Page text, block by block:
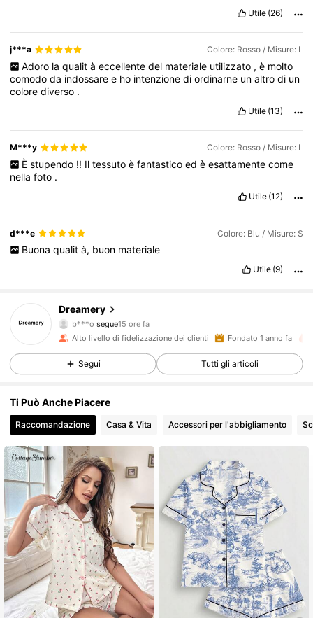
Utile (26)
j***a Colore: Rosso / Misure: L
Adoro la qualit à eccellente del materiale utilizzato , è molto
comododa indossaree ho intenzionediordinarne unaltrodi un
colorediverso .
Utile (13)
M***y Colore: Rosso / Misure: L
È stupendo !! Il tessuto è fantastico ed è esattamente come
nellafoto .
Utile (12)
d***e Colore: Blu / Misure: S
Buona qualit à, buon materiale
Utile (9)
Dreamery
b***osegue
b***9 sta navigando
4.85
30K Follower
4.85 30K Follower
4.85 30K Follower
4.85 30K Follower
4.85 30K Follower
Alto livello di fidelizzazione dei clienti Fondato 1 anno fa
Segui Tutti gli articoli
Ti Può Anche Piacere
Raccomandazione Casa & Vita Accessori per l'abbigliamento